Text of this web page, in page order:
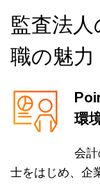
監査法
職の魅力
環
会
士をはじめ、企